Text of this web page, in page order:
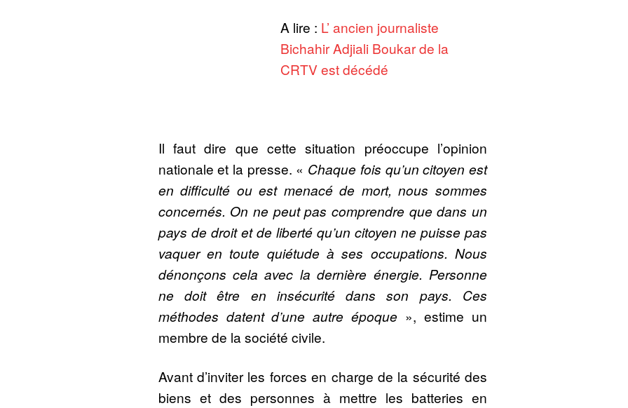
A lire : L’ ancien journaliste
Bichahir Adjiali Boukar de la
CRTV est décédé
Il faut dire que cette situation préoccupe l’opinion
nationale et la presse. « Chaque fois qu’un citoyen est
en difficulté ou est menacé de mort, nous sommes
concernés. On ne peut pas comprendre que dans un
pays de droit et de liberté qu’un citoyen ne puisse pas
vaquer en toute quiétude à ses occupations. Nous
dénonçons cela avec la dernière énergie. Personne
ne doit être en insécurité dans son pays. Ces
méthodes datent d’une autre époque », estime un
membre de la société civile.
Avant d’inviter les forces en charge de la sécurité des
biens et des personnes à mettre les batteries en